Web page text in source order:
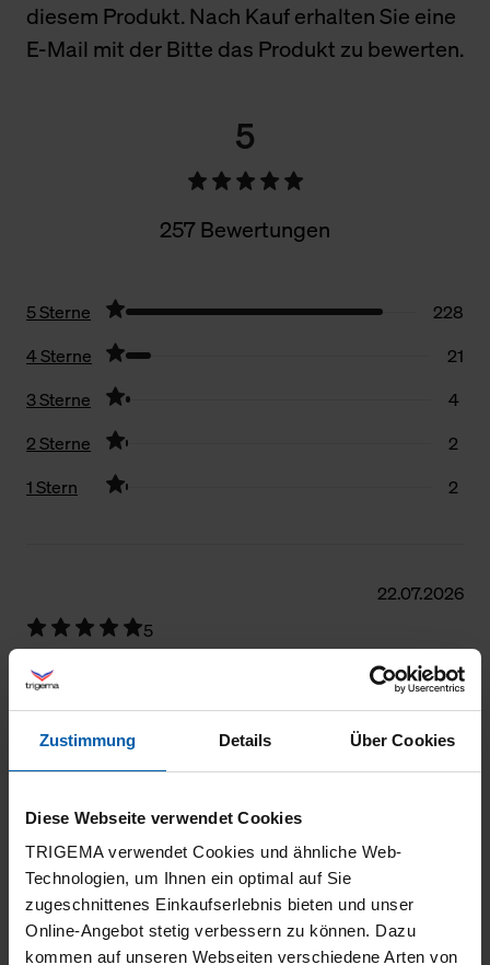
Zustimmung Details Über Cookies
Diese Webseite verwendet Cookies
TRIGEMA verwendet Cookies und ähnliche Web-
Technologien, um Ihnen ein optimal auf Sie
zugeschnittenes Einkaufserlebnis bieten und unser
Online-Angebot stetig verbessern zu können. Dazu
kommen auf unseren Webseiten verschiedene Arten von
diesem Produkt. Nach Kauf erhalten Sie eine
E-Mail mit der Bitte das Produkt zu bewerten.
5
257 Bewertungen
5 Sterne
228
4 Sterne
21
3 Sterne
4
2 Sterne
2
1 Stern
2
22.07.2026
5
Wie gewohnt, top Qualität.
5
Ich bin super zufrieden mit meiner Bestellung
bei Trigema. Die Qualität der Ware ist
hervorragend und der Preis dafür absolut